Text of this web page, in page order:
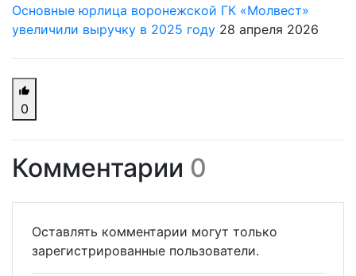
Основные юрлица воронежской ГК «Молвест»
увеличили выручку в 2025 году 28 апреля 2026
0
Комментарии 0
Оставлять комментарии могут только
зарегистрированные пользователи.